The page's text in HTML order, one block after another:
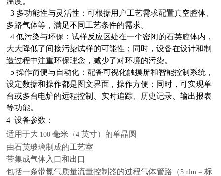
3 多功能性与灵活性：可根据用户工艺需求配置真空腔体、
多路气体等，满足不同工艺条件的需求。
4低污染与环保：试样反应区处在一个密闭的石英腔体内，
大大降低了间接污染试样的可能性；同时，设备在设计和制
造过程中注重环保理念，减少了对环境的污染。
5操作简便与自动化：配备可视化触摸屏和智能控制系统，
设定数据和操作都是图文界面，操作方便；同时，可实现单
台或多台电炉的远程控制、实时追踪、历史记录、输出报表
等功能。
4 设备参数：
适用于大 100毫米（4英寸）的单晶圆
由石英玻璃制成的工艺室
带集成气体入口和出口
包括一条带氮气质量流量控制器的过程气体管路（5 nlm =标